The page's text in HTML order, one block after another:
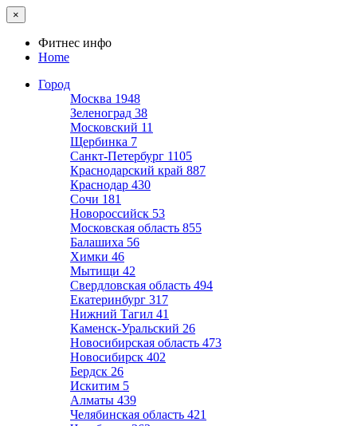
×
Фитнес инфо
Home
Город
Москва 1948
Зеленоград 38
Московский 11
Щербинка 7
Санкт-Петербург 1105
Краснодарский край 887
Краснодар 430
Сочи 181
Новороссийск 53
Московская область 855
Балашиха 56
Химки 46
Мытищи 42
Свердловская область 494
Екатеринбург 317
Нижний Тагил 41
Каменск-Уральский 26
Новосибирская область 473
Новосибирск 402
Бердск 26
Искитим 5
Алматы 439
Челябинская область 421